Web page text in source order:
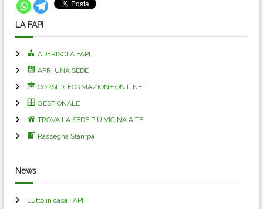
LA FAPI
ADERISCI A FAPI
APRI UNA SEDE
CORSI DI FORMAZIONE ON LINE
GESTIONALE
TROVA LA SEDE PIÙ VICINA A TE
Rassegna Stampa
News
Lutto in casa FAPI